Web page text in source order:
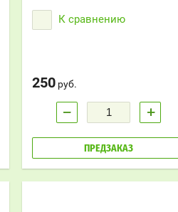
К сравнению
250 руб.
− +
ПРЕДЗАКАЗ